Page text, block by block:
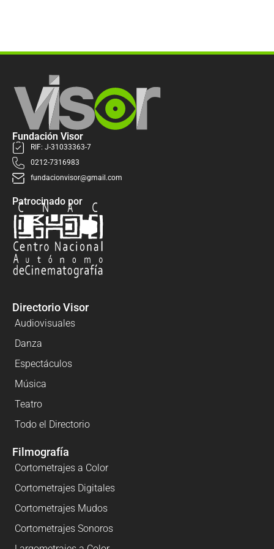
Fundación Visor
RIF: J-31033363-7
0212-7316983
fundacionvisor@gmail.com
Patrocinado por
Directorio Visor
Audiovisuales
Danza
Espectáculos
Música
Teatro
Todo el Directorio
Filmografía
Cortometrajes a Color
Cortometrajes Digitales
Cortometrajes Mudos
Cortometrajes Sonoros